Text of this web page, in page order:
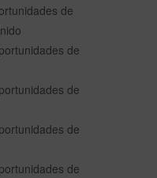
de
de
de
de
de